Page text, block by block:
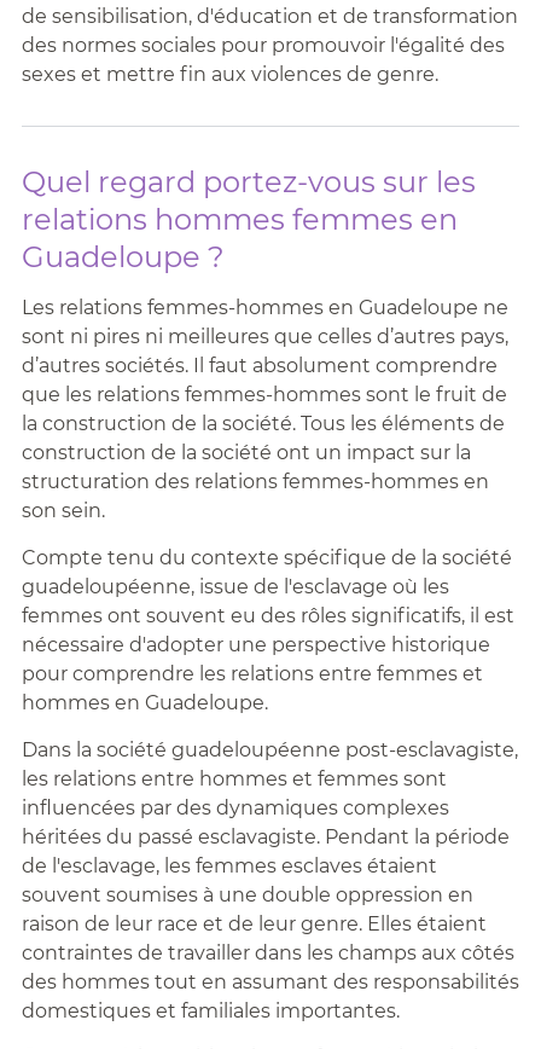
de sensibilisation, d'éducation et de transformation
des normes sociales pour promouvoir l'égalité des
sexes et mettre fin aux violences de genre.
Quel regard portez-vous sur les
relations hommes femmes en
Guadeloupe ?
Les relations femmes-hommes en Guadeloupe ne
sont ni pires ni meilleures que celles d’autres pays,
d’autres sociétés. Il faut absolument comprendre
que les relations femmes-hommes sont le fruit de
la construction de la société. Tous les éléments de
construction de la société ont un impact sur la
structuration des relations femmes-hommes en
son sein.
Compte tenu du contexte spécifique de la société
guadeloupéenne, issue de l'esclavage où les
femmes ont souvent eu des rôles significatifs, il est
nécessaire d'adopter une perspective historique
pour comprendre les relations entre femmes et
hommes en Guadeloupe.
Dans la société guadeloupéenne post-esclavagiste,
les relations entre hommes et femmes sont
influencées par des dynamiques complexes
héritées du passé esclavagiste. Pendant la période
de l'esclavage, les femmes esclaves étaient
souvent soumises à une double oppression en
raison de leur race et de leur genre. Elles étaient
contraintes de travailler dans les champs aux côtés
des hommes tout en assumant des responsabilités
domestiques et familiales importantes.